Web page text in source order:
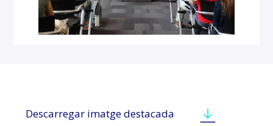
Descarregar imatge destacada